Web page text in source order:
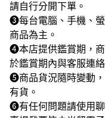
請自行分開下單。
❸每台電腦、手機、
商品為主。
❹本店提供鑑賞期，
於鑑賞期內與客服連絡
❺商品貨況隨時變動
有貨。
❻有任何問題請使用